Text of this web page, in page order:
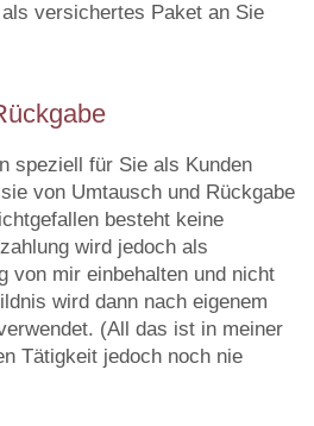
versichertes Paket an Sie
speziell für Sie als Kunden
von Umtausch und Rückgabe
besteht keine
wird jedoch als
von mir einbehalten und nicht
wird dann nach eigenem
(All das ist in meiner
Tätigkeit jedoch noch nie